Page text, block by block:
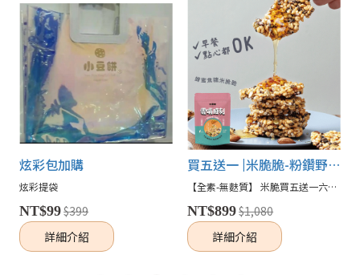
炫彩包加購
炫彩提袋
NT$99$399
詳細介紹
買五送一 |米脆脆-粉鑽野莓ft.蜂蜜焦糖(全素-無麩質)
【全素-無麩質】 米脆買五送一六入組♥♥♥ 全新升級糙米脆脆，口感輕盈酥脆，優格豆漿鮮奶任你搭配， 早餐午餐晚餐消夜輕鬆get
NT$899$1,080
詳細介紹